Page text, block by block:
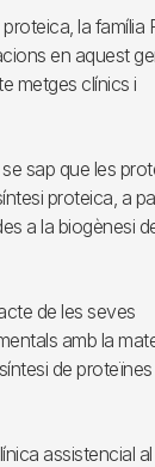
la família
en aquest
metges clínics i
sap que les
proteica, a
a la biogènesi
de les seves
amb la
de proteïnes
assistencial al